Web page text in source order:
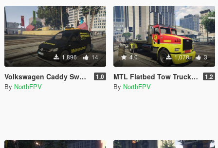
1,896 14
Volkswagen Caddy Swedish Mekonomen [ELS] 1.0
By NorthFPV
4.0 1,078 3
MTL Flatbed Tow Truck | Assistancekåren Swedish Paintjob 1.2
By NorthFPV